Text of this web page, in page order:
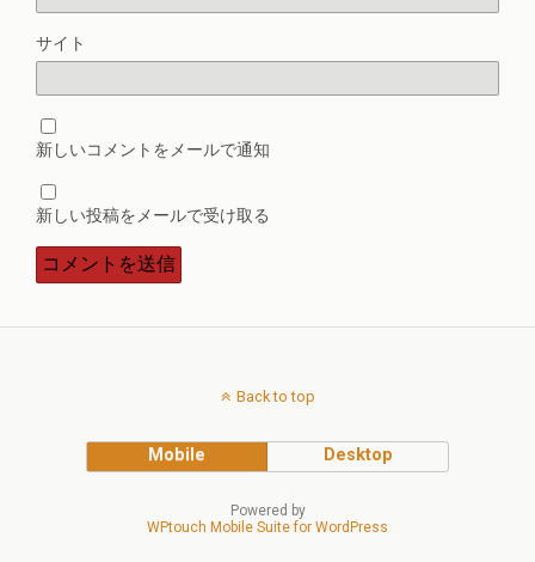
サイト
新しいコメントをメールで通知
新しい投稿をメールで受け取る
Back to top
Mobile Desktop
Powered by
WPtouch Mobile Suite for WordPress